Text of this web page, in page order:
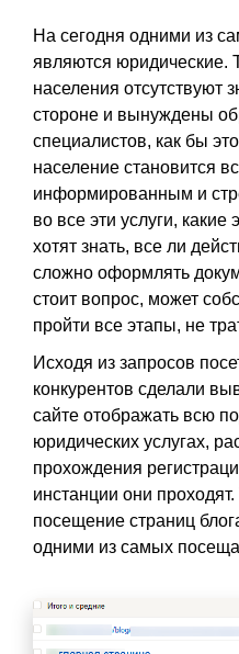
На сегодня одними из
являются юридические.
населения отсутствуют
стороне и вынуждены
специалистов, как бы
население становится
информированным и
во все эти услуги,
хотят знать, все ли
сложно оформлять
стоит вопрос, может
пройти все этапы, не
Исходя из запросов
конкурентов сделали
сайте отображать всю
юридических услугах,
прохождения
инстанции они
посещение страниц
одними из самых